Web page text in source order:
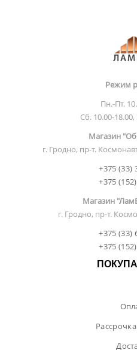
Режим
Пн.-Пт.
Сб. 10.00-
Магазин
г. Гродно, пр-т.
+375 (33)
+375
Магазин
г. Гродно, пр-т.
+375 (33)
+375